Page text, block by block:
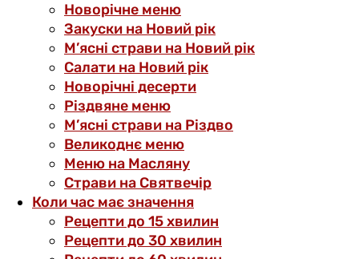
Новорічне меню
Закуски на Новий рік
М’ясні страви на Новий рік
Салати на Новий рік
Новорічні десерти
Різдвяне меню
М’ясні страви на Різдво
Великоднє меню
Меню на Масляну
Страви на Святвечір
Коли час має значення
Рецепти до 15 хвилин
Рецепти до 30 хвилин